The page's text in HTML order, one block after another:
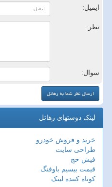
ایمیل:
نظر:
سوال:
لینک دوستهای رهاتل
خرید و فروش خودرو
طراحی سایت
فیش حج
قیمت بیسیم باوفنگ
کوتاه کننده لینک